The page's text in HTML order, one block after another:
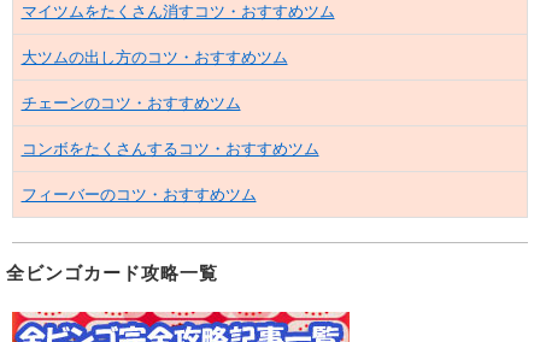
マイツムをたくさん消すコツ・おすすめツム
大ツムの出し方のコツ・おすすめツム
チェーンのコツ・おすすめツム
コンボをたくさんするコツ・おすすめツム
フィーバーのコツ・おすすめツム
全ビンゴカード攻略一覧